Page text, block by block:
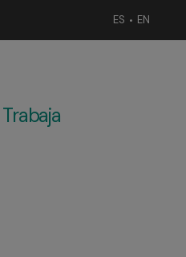
ES EN
Trabaja